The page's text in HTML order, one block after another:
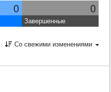
0 0
Завершенные
Со свежими изменениями